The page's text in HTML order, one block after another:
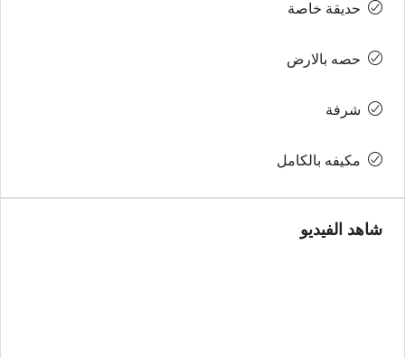
حديقة خاصة
حصه بالارض
شرفة
مكيفه بالكامل
شاهد الفيديو